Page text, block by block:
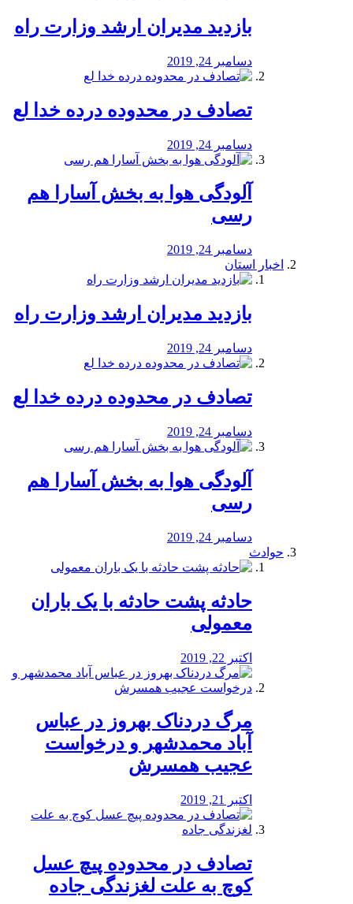
بازدید مدیران ارشد وزارت راه
دسامبر 24, 2019
تصادف در محدوده درده خدا لع
دسامبر 24, 2019
آلودگی هوا به بخش آسارا هم
رسی
دسامبر 24, 2019
اخبار استان
بازدید مدیران ارشد وزارت راه
دسامبر 24, 2019
تصادف در محدوده درده خدا لع
دسامبر 24, 2019
آلودگی هوا به بخش آسارا هم
رسی
دسامبر 24, 2019
حوادث
️حادثه پشت حادثه با یک باران
معمولی
اکتبر 22, 2019
مرگ دردناک بهروز در عباس
آباد محمدشهر و درخواست
عجیب همسرش
اکتبر 21, 2019
تصادف در محدوده پیچ عسل
کوچ به علت لغزندگی جاده